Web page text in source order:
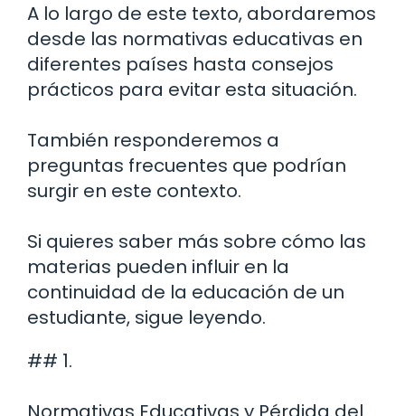
A lo largo de este texto, abordaremos
desde las normativas educativas en
diferentes países hasta consejos
prácticos para evitar esta situación.
También responderemos a
preguntas frecuentes que podrían
surgir en este contexto.
Si quieres saber más sobre cómo las
materias pueden influir en la
continuidad de la educación de un
estudiante, sigue leyendo.
## 1.